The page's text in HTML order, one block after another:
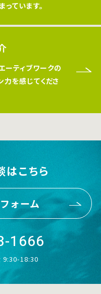
ています。
ーティブワークの
力を感じてくださ
こちら
ォーム
1666
9:30-18:30